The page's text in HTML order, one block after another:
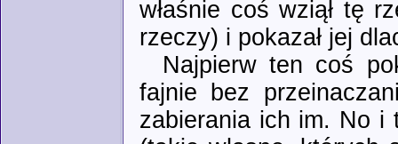
właśnie coś wziął tę
rzeczy) i pokazał jej
Najpierw ten coś
fajnie bez
zabierania ich im. No i